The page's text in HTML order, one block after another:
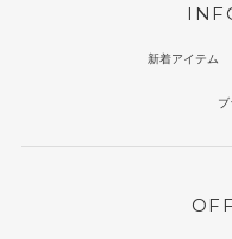
新着アイテム